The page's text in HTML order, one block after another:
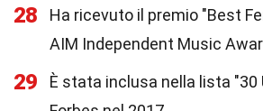
28
Ha ricevuto il premio "Best
AIM Independent Music
29
È stata inclusa nella lista "30